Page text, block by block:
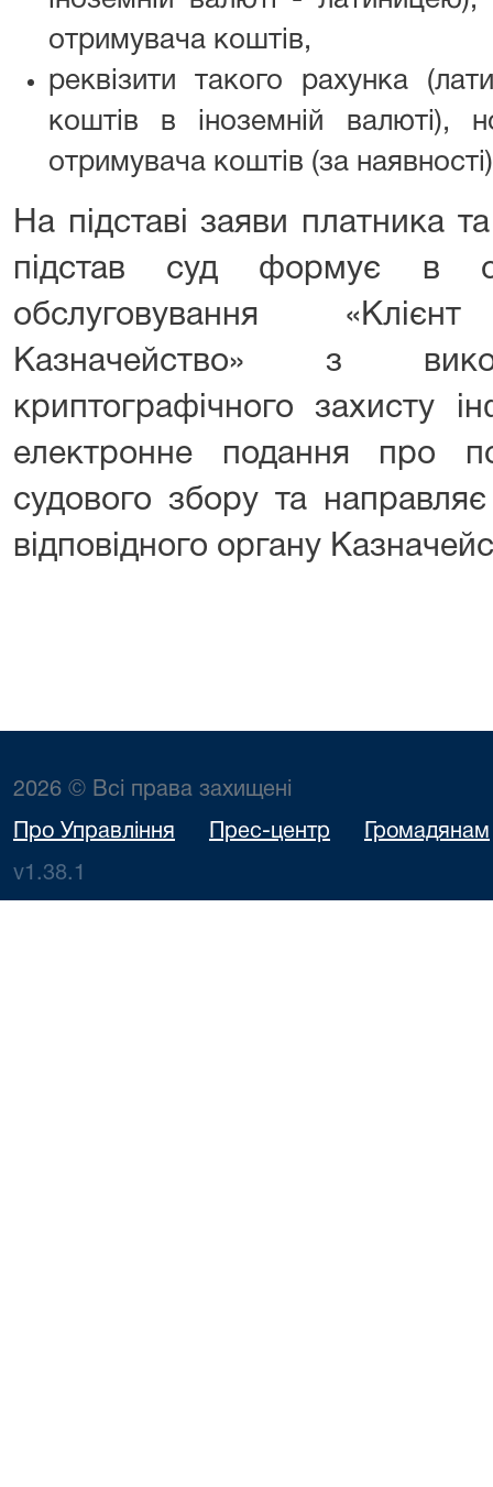
отримувача коштів,
реквізити такого рахунка
коштів в іноземній валюті),
отримувача коштів (за
На підставі заяви платника
підстав суд формує в
обслуговування
Казначейство» з
криптографічного захисту
електронне подання про
судового збору та
відповідного органу
2026 © Всі права захищені
Про Управління Прес-центр Громадянам
v1.38.1